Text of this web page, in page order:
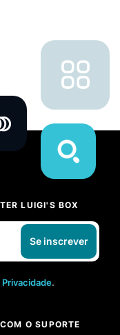
LUIGI'S BOX
Se inscrever
.
O SUPORTE